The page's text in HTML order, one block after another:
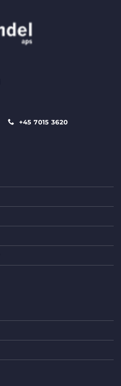
+45 7015 3620